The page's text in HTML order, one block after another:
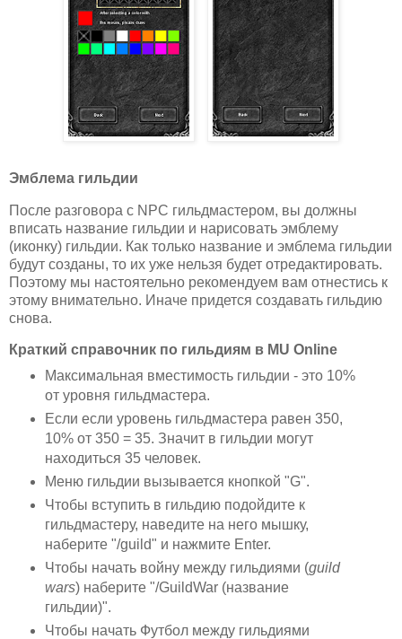
Эмблема гильдии
После разговора с NPC гильдмастером, вы должны
вписать название гильдии и нарисовать эмблему
(иконку) гильдии. Как только название и эмблема гильдии
будут созданы, то их уже нельзя будет отредактировать.
Поэтому мы настоятельно рекомендуем вам отнестись к
этому внимательно. Иначе придется создавать гильдию
снова.
Краткий справочник по гильдиям в MU Online
Максимальная вместимость гильдии - это 10%
от уровня гильдмастера.
Если если уровень гильдмастера равен 350,
10% от 350 = 35. Значит в гильдии могут
находиться 35 человек.
Меню гильдии вызывается кнопкой "G".
Чтобы вступить в гильдию подойдите к
гильдмастеру, наведите на него мышку,
наберите "/guild" и нажмите Enter.
Чтобы начать войну между гильдиями (guild
wars) наберите "/GuildWar (название
гильдии)".
Чтобы начать Футбол между гильдиями